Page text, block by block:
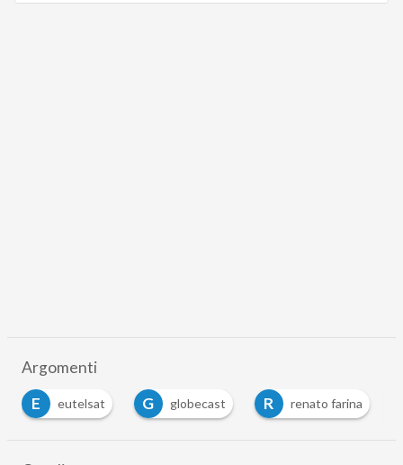
Argomenti
E
eutelsat G globecast R renato farina